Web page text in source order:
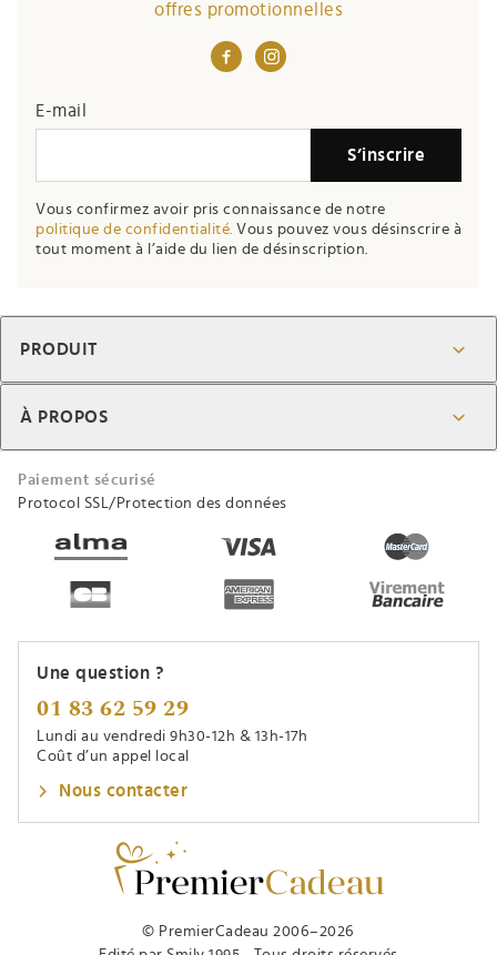
offres promotionnelles
E-mail
S’inscrire
Vous confirmez avoir pris connaissance de notre
politique de confidentialité. Vous pouvez vous désinscrire à
tout moment à l’aide du lien de désinscription.
© PremierCadeau 2006–2026
PRODUIT
À PROPOS
Paiement sécurisé
Protocol SSL/Protection des données
Une question ?
01 83 62 59 29
Lundi au vendredi 9h30-12h & 13h-17h
Coût d’un appel local
Nous contacter